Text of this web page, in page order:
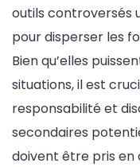
outils controversés
pour disperser les
Bien qu’elles
situations, il est
responsabilité et
secondaires
doivent être pris en